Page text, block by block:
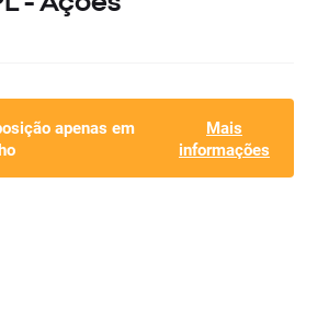
apenas em
Mais
informações